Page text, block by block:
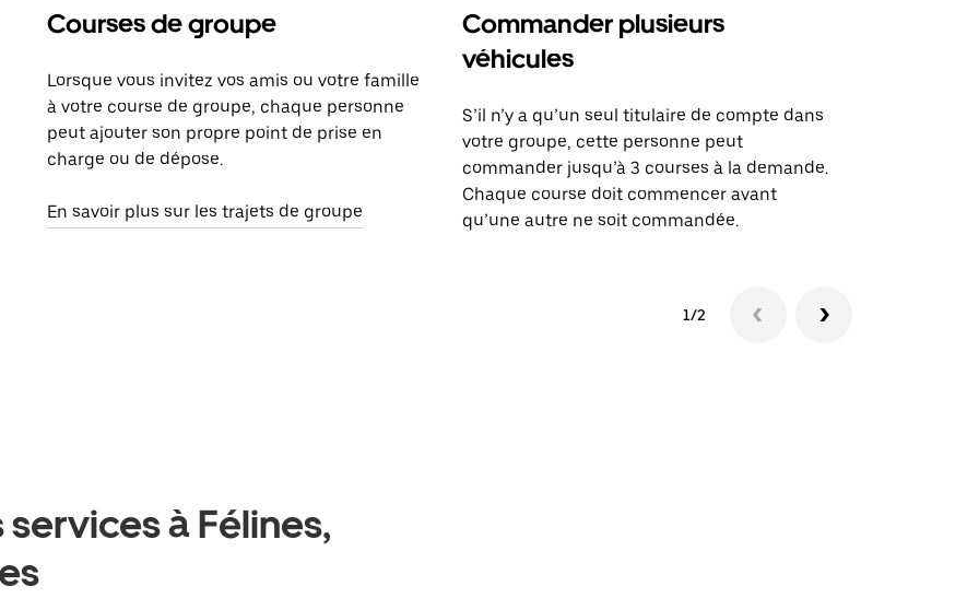
Courses de groupe
Lorsque vous invitez vos amis ou votre famille
à votre course de groupe, chaque personne
peut ajouter son propre point de prise en
charge ou de dépose.
En savoir plus sur les trajets de groupe
Commander plusieurs
véhicules
S’il n’y a qu’un seul titulaire de compte dans
votre groupe, cette personne peut
commander jusqu’à 3 courses à la demande.
Chaque course doit commencer avant
qu’une autre ne soit commandée.
1/2
à Félines,